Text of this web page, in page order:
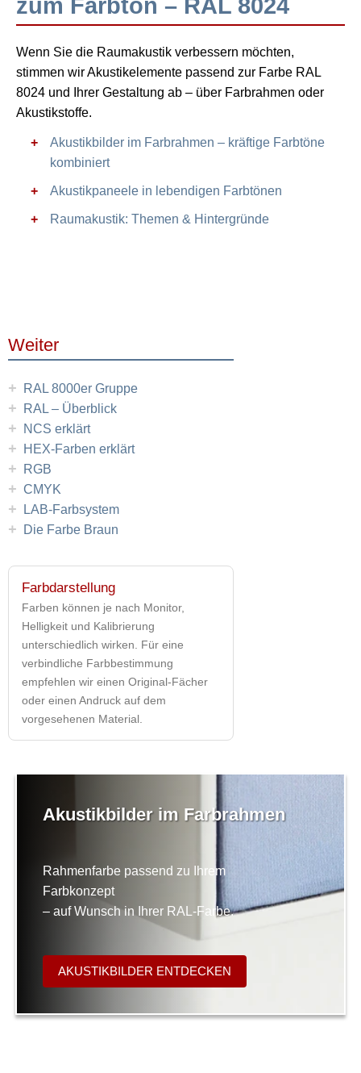
zum Farbton – RAL 8024
Wenn Sie die Raumakustik verbessern möchten,
stimmen wir Akustikelemente passend zur Farbe RAL
8024 und Ihrer Gestaltung ab – über Farbrahmen oder
Akustikstoffe.
Akustikbilder im Farbrahmen – kräftige Farbtöne
kombiniert
Akustikpaneele in lebendigen Farbtönen
Raumakustik: Themen & Hintergründe
Weiter
+ RAL 8000er Gruppe
+ RAL – Überblick
+ NCS erklärt
+ HEX-Farben erklärt
+ RGB
+ CMYK
+ LAB-Farbsystem
+ Die Farbe Braun
Farbdarstellung
Farben können je nach Monitor,
Helligkeit und Kalibrierung
unterschiedlich wirken. Für eine
verbindliche Farbbestimmung
empfehlen wir einen Original-Fächer
oder einen Andruck auf dem
vorgesehenen Material.
Akustikbilder im Farbrahmen
Rahmenfarbe passend zu Ihrem
Farbkonzept
– auf Wunsch in Ihrer RAL-Farbe.
AKUSTIKBILDER ENTDECKEN